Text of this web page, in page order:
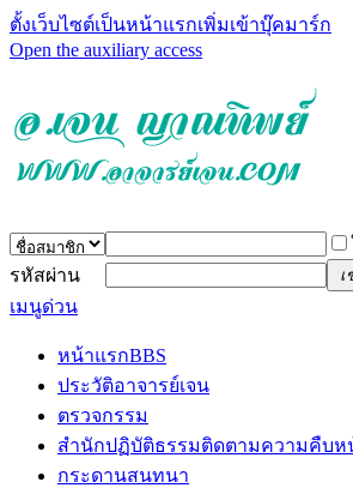
ตั้งเว็บไซต์เป็นหน้าแรกเพิ่มเข้าบุ๊คมาร์ก
Open the auxiliary access
รหัสผ่าน
เ
เมนูด่วน
หน้าแรกBBS
ประวัติอาจารย์เจน
ตรวจกรรม
สำนักปฏิบัติธรรมติดตามความคืบห
กระดานสนทนา